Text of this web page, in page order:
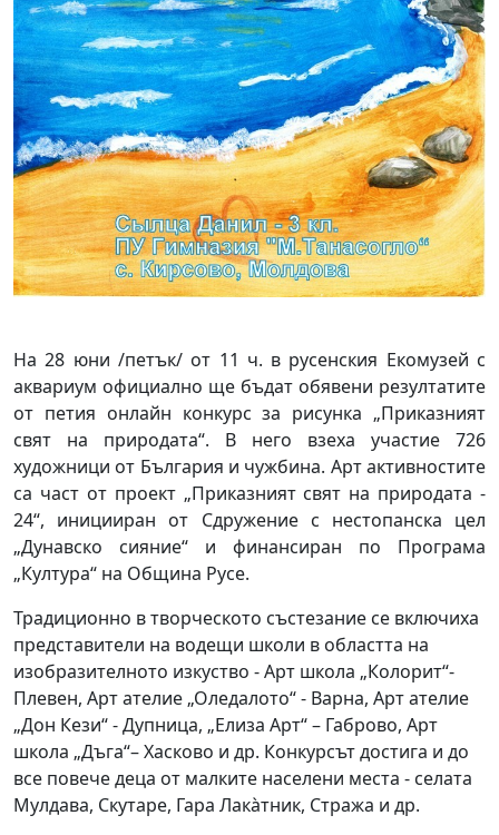
На 28 юни /петък/ от 11 ч. в русенския Екомузей с
аквариум официално ще бъдат обявени резултатите
от петия онлайн конкурс за рисунка „Приказният
свят на природата“. В него взеха участие 726
художници от България и чужбина. Арт активностите
са част от проект „Приказният свят на природата -
24“, иницииран от Сдружение с нестопанска цел
„Дунавско сияние“ и финансиран по Програма
„Култура“ на Община Русе.
Традиционно в творческото състезание се включиха
представители на водещи школи в областта на
изобразителното изкуство - Арт школа „Колорит“-
Плевен, Арт ателие „Оледалото“ - Варна, Арт ателие
„Дон Кези“ - Дупница, „Елиза Арт“ – Габрово, Арт
школа „Дъга“– Хасково и др. Конкурсът достига и до
все повече деца от малките населени места - селата
Мулдава, Скутаре, Гара Лака̀тник, Стража и др.